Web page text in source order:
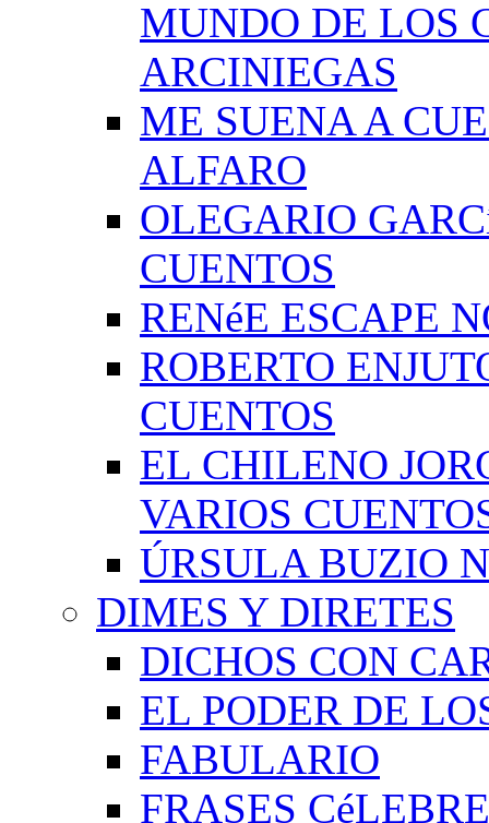
MUNDO DE LOS
ARCINIEGAS
ME SUENA A
ALFARO
OLEGARIO
CUENTOS
RENéE ESCAPE
ROBERTO
CUENTOS
EL CHILENO
VARIOS
ÚRSULA BUZIO
DIMES Y DIRETES
DICHOS CON
EL PODER DE
FABULARIO
FRASES